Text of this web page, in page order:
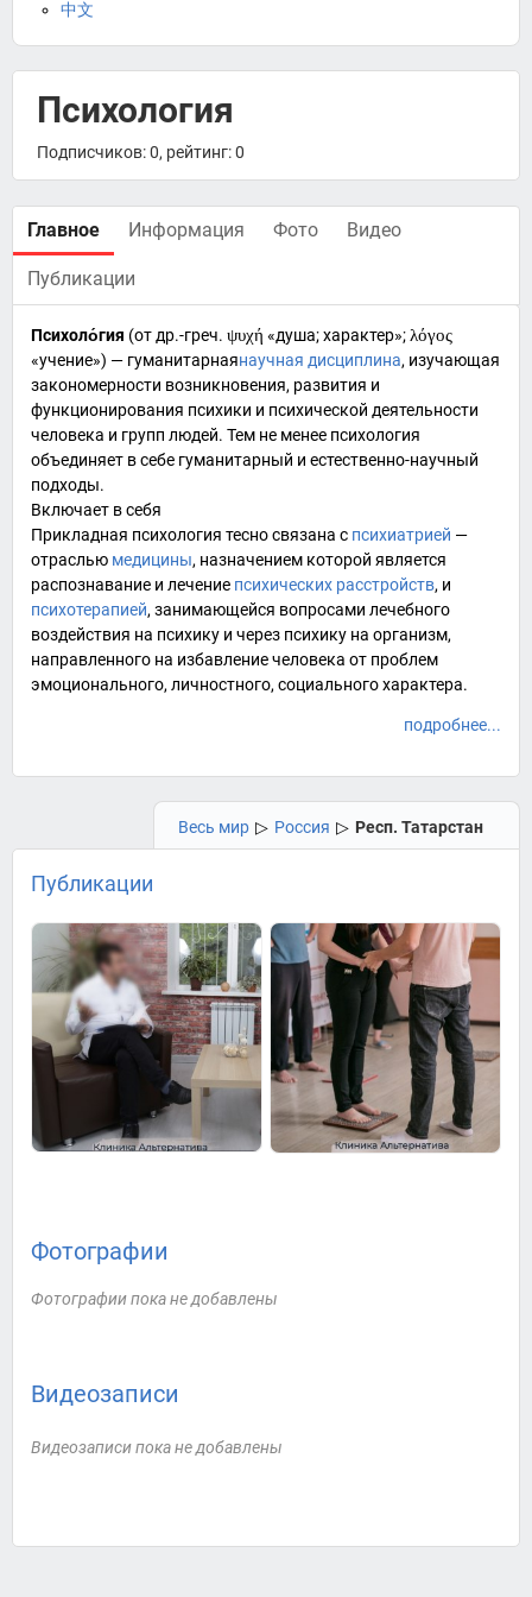
中文
Психология
Подписчиков: 0, рейтинг: 0
Главное Информация Фото Видео
Публикации
Психоло́гия (от др.-греч. ψυχή «душа;характер»;λόγος
«учение») — гуманитарнаянаучная дисциплина, изучающая
закономерности возникновения, развития и
функционирования психики и психической деятельности
человека и групп людей. Тем не менее психология
объединяет в себе гуманитарный и естественно-научный
подходы.
Включает в себя
Прикладная психология тесно связана с психиатрией —
отраслью медицины, назначением которой является
распознавание и лечение психических расстройств, и
психотерапией, занимающейся вопросами лечебного
воздействия на психику и через психику на организм,
направленного на избавление человека от проблем
эмоционального, личностного, социального характера.
подробнее...
Весь мир ▷ Россия ▷ Респ. Татарстан
Публикации
Фотографии
Фотографии пока не добавлены
Видеозаписи
Видеозаписи пока не добавлены